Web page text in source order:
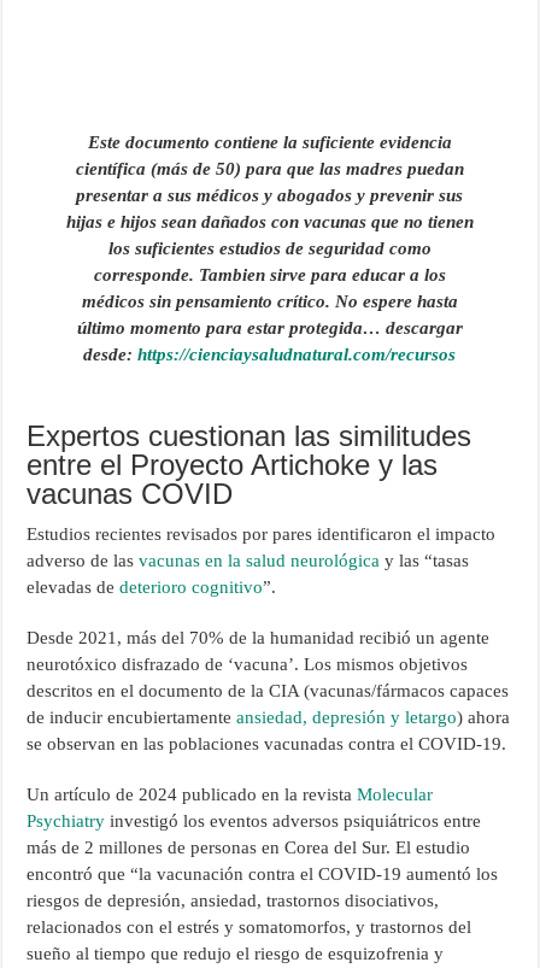
Este documento contiene la suficiente evidencia
científica (más de 50) para que las madres puedan
presentar a sus médicos y abogados y prevenir sus
hijas e hijos sean dañados con vacunas que no tienen
los suficientes estudios de seguridad como
corresponde. Tambien sirve para educar a los
médicos sin pensamiento crítico. No espere hasta
último momento para estar protegida… descargar
desde:https://cienciaysaludnatural.com/recursos
Expertos cuestionan las similitudes
entre el Proyecto Artichoke y las
vacunas COVID
Estudios recientes revisados por pares identificaron el impacto
adverso de lasvacunas en la salud neurológica y las “tasas
elevadas dedeterioro cognitivo”.
Desde 2021, más del 70% de la humanidad recibió un agente
neurotóxico disfrazado de ‘vacuna’. Los mismos objetivos
descritos en el documento de la CIA (vacunas/fármacos capaces
de inducir encubiertamenteansiedad, depresión y letargo) ahora
se observan en las poblaciones vacunadas contra el COVID-19.
Un artículo de 2024 publicado en la revistaMolecular
Psychiatry investigó los eventos adversos psiquiátricos entre
más de 2 millones de personas en Corea del Sur. El estudio
encontró que “la vacunación contra el COVID-19 aumentó los
riesgos de depresión, ansiedad, trastornos disociativos,
relacionados con el estrés y somatomorfos, y trastornos del
sueño al tiempo que redujo el riesgo de esquizofrenia y